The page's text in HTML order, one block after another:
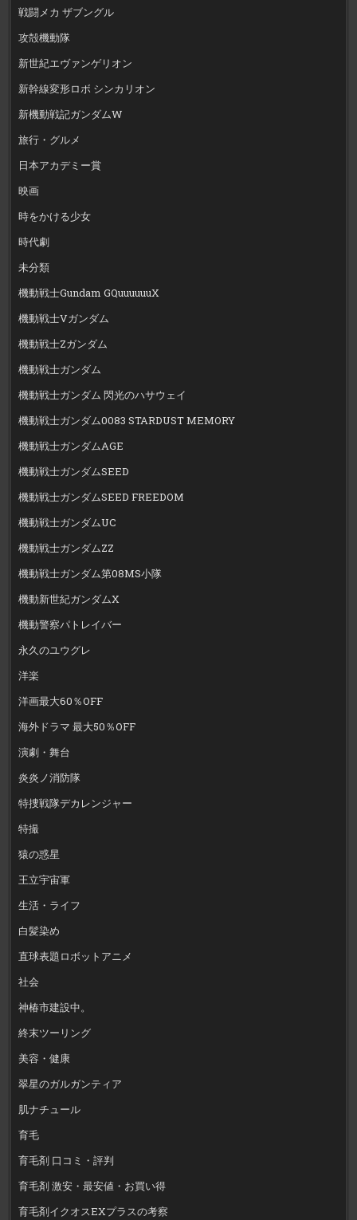
戦闘メカ ザブングル
攻殻機動隊
新世紀エヴァンゲリオン
新幹線変形ロボ シンカリオン
新機動戦記ガンダムW
旅行・グルメ
日本アカデミー賞
映画
時をかける少女
時代劇
未分類
機動戦士Gundam GQuuuuuuX
機動戦士Vガンダム
機動戦士Zガンダム
機動戦士ガンダム
機動戦士ガンダム 閃光のハサウェイ
機動戦士ガンダム0083 STARDUST MEMORY
機動戦士ガンダムAGE
機動戦士ガンダムSEED
機動戦士ガンダムSEED FREEDOM
機動戦士ガンダムUC
機動戦士ガンダムZZ
機動戦士ガンダム第08MS小隊
機動新世紀ガンダムX
機動警察パトレイバー
永久のユウグレ
洋楽
洋画最大60％OFF
海外ドラマ 最大50％OFF
演劇・舞台
炎炎ノ消防隊
特捜戦隊デカレンジャー
特撮
猿の惑星
王立宇宙軍
生活・ライフ
白髪染め
直球表題ロボットアニメ
社会
神椿市建設中。
終末ツーリング
美容・健康
翠星のガルガンティア
肌ナチュール
育毛
育毛剤 口コミ・評判
育毛剤 激安・最安値・お買い得
育毛剤イクオスEXプラスの考察